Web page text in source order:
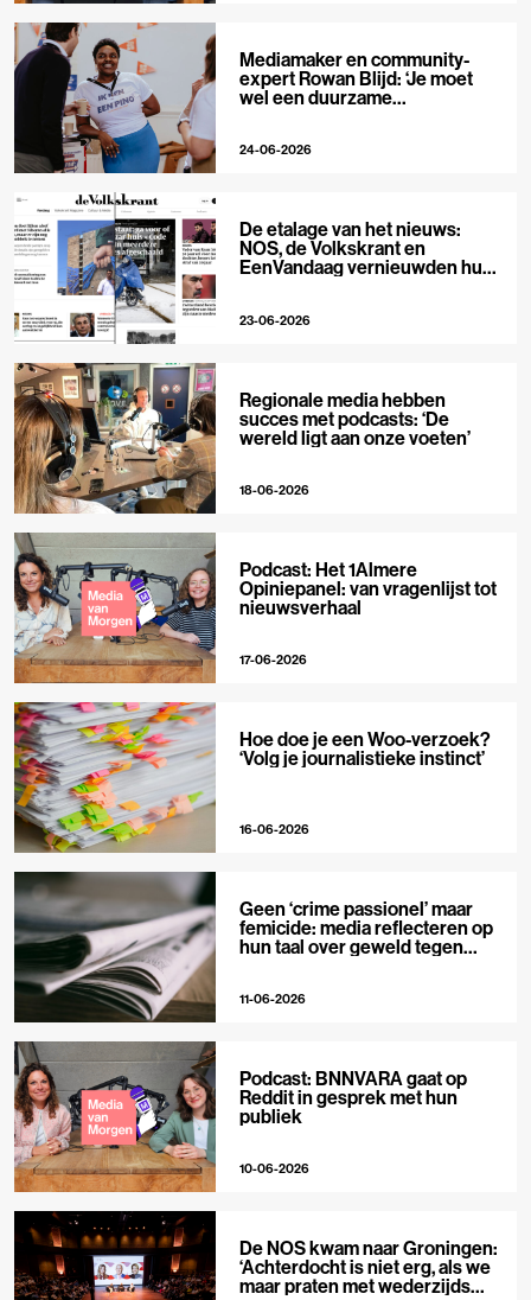
Mediamaker en community-
expert Rowan Blijd: ‘Je moet
wel een duurzame
24-06-2026
De etalage van het nieuws:
NOS, de Volkskrant en
EenVandaag vernieuwden hun
23-06-2026
Regionale media hebben
succes met podcasts: ‘De
wereld ligt aan onze voeten’
18-06-2026
Podcast: Het 1Almere
Opiniepanel: van vragenlijst tot
nieuwsverhaal
17-06-2026
Hoe doe je een Woo-verzoek?
‘Volg je journalistieke instinct’
16-06-2026
Geen ‘crime passionel’ maar
femicide: media reflecteren op
hun taal over geweld tegen
11-06-2026
Podcast: BNNVARA gaat op
Reddit in gesprek met hun
publiek
10-06-2026
De NOS kwam naar Groningen:
‘Achterdocht is niet erg, als we
maar praten met wederzijds